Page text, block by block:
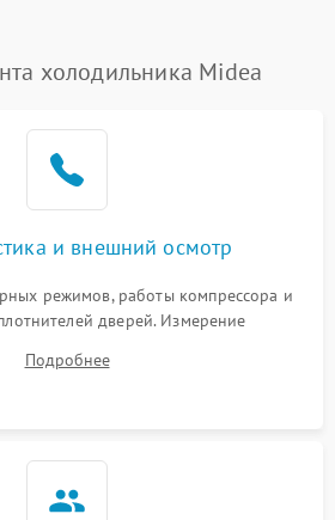
2600 ₽ Подробнее →
2000 ₽ Подробнее →
1000 ₽
1800 ₽
холодильника Midea
и внешний осмотр
режимов, работы компрессора и
дверей. Измерение
мотора, проверка термостата и
ошибок с электронного дисплея.
Подробнее